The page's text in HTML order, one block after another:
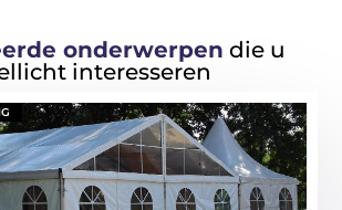
onderwerpen die u
interesseren